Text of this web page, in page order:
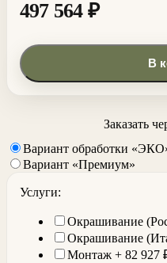
497 564 ₽
В
Заказать
Вариант обработки
Вариант «Премиум»
Услуги:
Окрашивание
Окрашивание
Монтаж + 82 927